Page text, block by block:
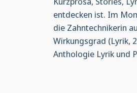
entdecken ist. Im
die Zahntechnikerin
Wirkungsgrad (Lyrik,
Anthologie Lyrik und